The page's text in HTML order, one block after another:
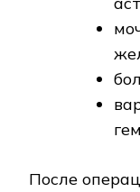
После